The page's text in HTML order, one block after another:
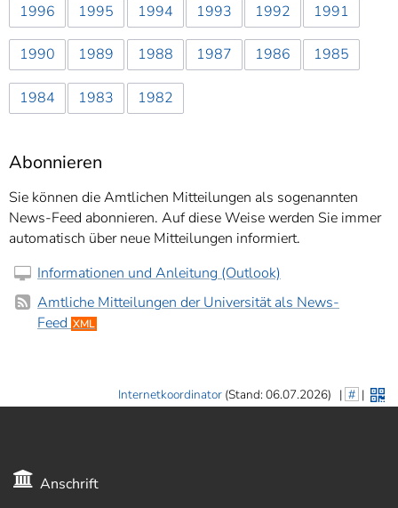
1996 1995 1994 1993 1992 1991
1990 1989 1988 1987 1986 1985
1984 1983 1982
Abonnieren
Sie können die Amtlichen Mitteilungen als sogenannten
News-Feed abonnieren. Auf diese Weise werden Sie immer
automatisch über neue Mitteilungen informiert.
Informationen und Anleitung (Outlook)
Amtliche Mitteilungen der Universität als News-
Feed XML
Internetkoordinator(Stand: 06.07.2026) | # |
Anschrift